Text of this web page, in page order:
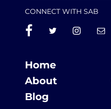
CONNECT WITH SAB
Home
About
Blog